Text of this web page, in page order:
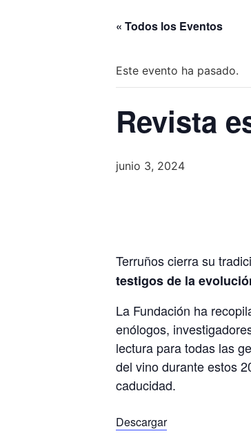
« Todos los Eventos
Este evento ha pasado.
Revista
junio 3, 2024
Terruños cierra su
testigos de la
La Fundación ha
enólogos,
lectura para todas las
del vino durante estos
caducidad.
Descargar